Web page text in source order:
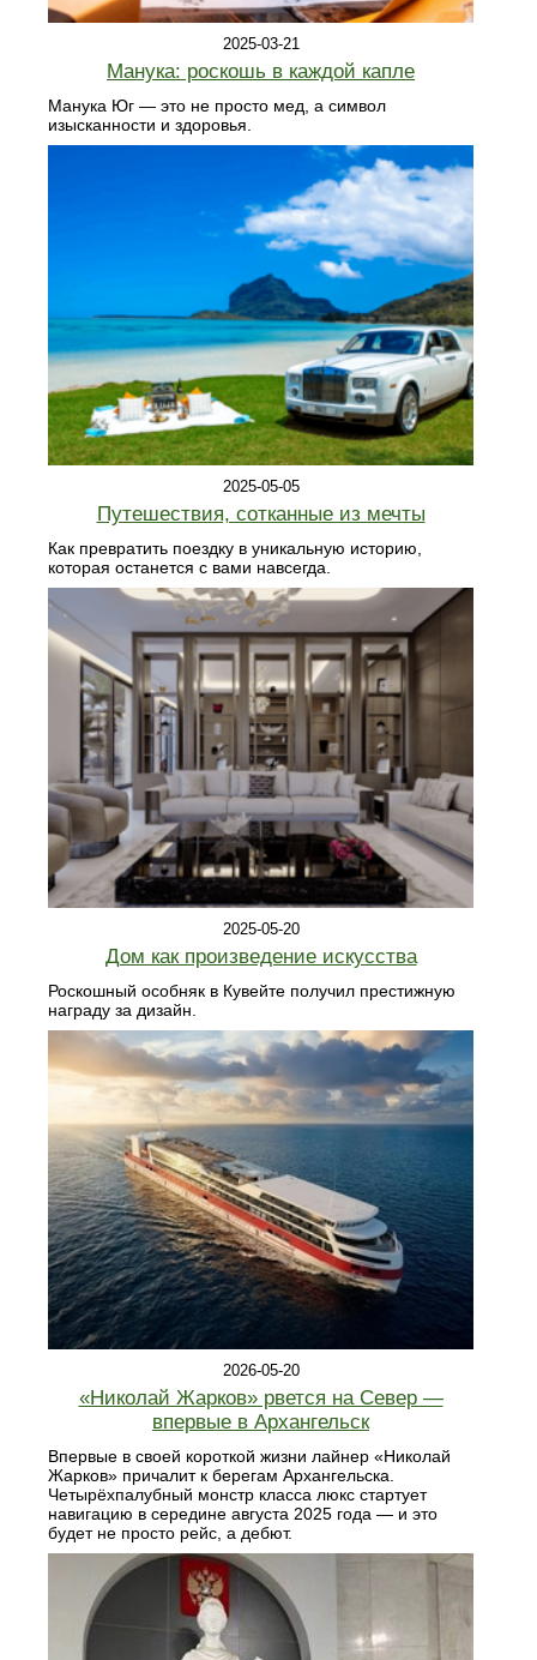
2025-03-21
Манука: роскошь в каждой капле
Манука Юг — это не просто мед, а символ
изысканности и здоровья.
2025-05-05
Путешествия, сотканные из мечты
Как превратить поездку в уникальную историю,
которая останется с вами навсегда.
2025-05-20
Дом как произведение искусства
Роскошный особняк в Кувейте получил престижную
награду за дизайн.
2026-05-20
«Николай Жарков» рвется на Север —
впервые в Архангельск
Впервые в своей короткой жизни лайнер «Николай
Жарков» причалит к берегам Архангельска.
Четырёхпалубный монстр класса люкс стартует
навигацию в середине августа 2025 года — и это
будет не просто рейс, а дебют.